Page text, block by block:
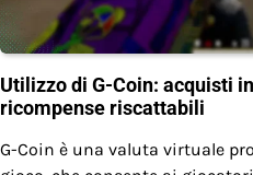
Utilizzo di G-Coin: acquisti
ricompense riscattabili
G-Coin è una valuta virtuale